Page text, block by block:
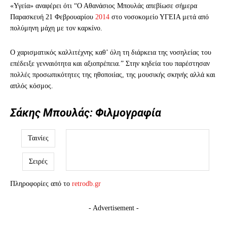
«Υγεία» αναφέρει ότι “O Aθανάσιος Μπουλάς απεβίωσε σήμερα
Παρασκευή 21 Φεβρουαρίου 2014 στο νοσοκομείο ΥΓΕΙΑ μετά από
πολύμηνη μάχη με τον καρκίνο.
Ο χαρισματικός καλλιτέχνης καθ’ όλη τη διάρκεια της νοσηλείας του
επέδειξε γενναιότητα και αξιοπρέπεια.” Στην κηδεία του παρέστησαν
πολλές προσωπικότητες της ηθοποιίας, της μουσικής σκηνής αλλά και
απλός κόσμος.
Σάκης Μπουλάς: Φιλμογραφία
Ταινίες
Σειρές
Πληροφορίες από το retrodb.gr
- Advertisement -